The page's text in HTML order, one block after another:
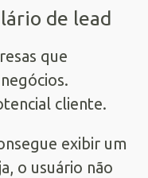
de lead
que
cliente.
exibir um
o usuário não